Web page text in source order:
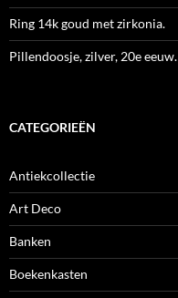
Ring 14k goud met zirkonia.
Pillendoosje, zilver, 20e eeuw.
CATEGORIEËN
Antiekcollectie
Art Deco
Banken
Boekenkasten